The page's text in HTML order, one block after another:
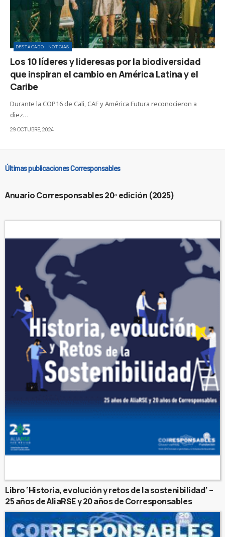
DESTACADO NOTICIAS
Los 10 líderes y lideresas por la biodiversidad
que inspiran el cambio en América Latina y el
Caribe
Durante la COP16 de Cali, CAF y América Futura reconocieron a
diez…
29 OCTUBRE, 2024
Últimas publicaciones Corresponsables
Anuario Corresponsables 20ª edición (2025)
Libro ‘Historia, evolución y retos de la sostenibilidad’ –
25 años de AliaRSE y 20 años de Corresponsables